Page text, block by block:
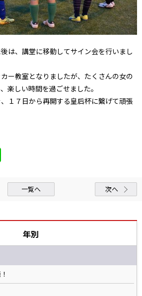
は、講堂に移動してサイン会を行いまし
ー教室となりましたが、たくさんの女の
楽しい時間を過ごせました。
１７日から再開する皇后杯に繋げて頑張
一覧へ 次へ
年別